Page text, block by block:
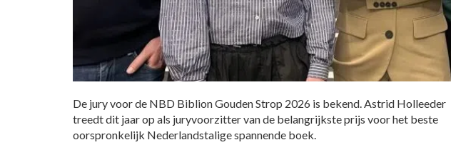
De jury voor de NBD Biblion Gouden Strop 2026 is bekend. Astrid Holleeder
treedt dit jaar op als juryvoorzitter van de belangrijkste prijs voor het beste
oorspronkelijk Nederlandstalige spannende boek.